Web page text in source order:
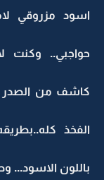
اسود مزروقي
حواجبي.. وكنت
كاشف من
الفخذ
باللون الاسود...